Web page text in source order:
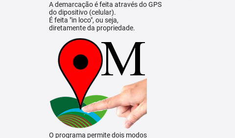
A demarcação é feita através do GPS
do dipositivo (celular).
É feita "in loco", ou seja,
diretamente da propriedade.
O programa permite dois modos